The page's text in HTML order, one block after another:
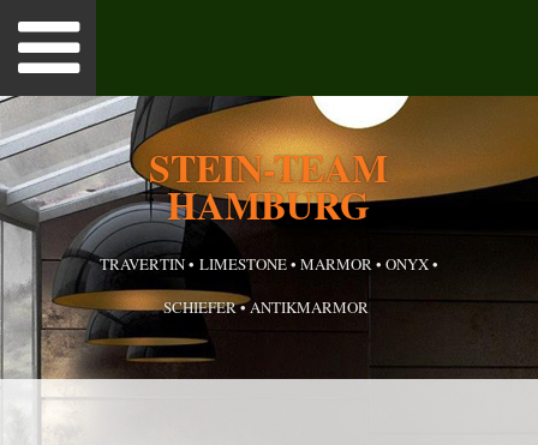
Toggle
navigation
STEIN-TEAM
HAMBURG
TRAVERTIN • LIMESTONE • MARMOR • ONYX •
SCHIEFER • ANTIKMARMOR